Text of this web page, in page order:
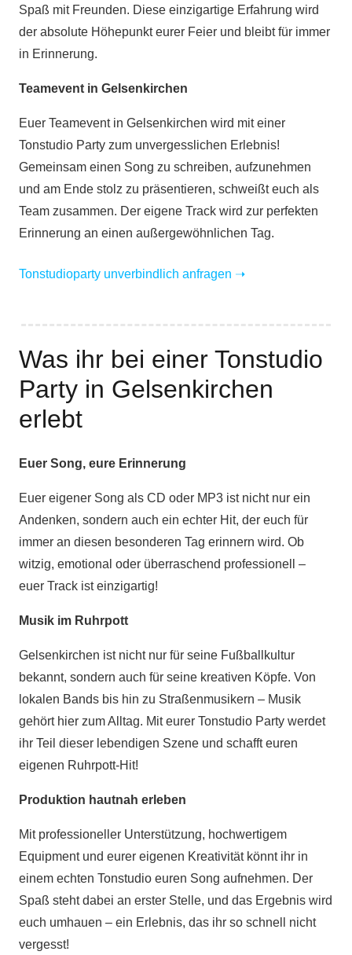
Spaß mit Freunden. Diese einzigartige Erfahrung wird
der absolute Höhepunkt eurer Feier und bleibt für immer
in Erinnerung.
Teamevent in Gelsenkirchen
Euer Teamevent in Gelsenkirchen wird mit einer
Tonstudio Party zum unvergesslichen Erlebnis!
Gemeinsam einen Song zu schreiben, aufzunehmen
und am Ende stolz zu präsentieren, schweißt euch als
Team zusammen. Der eigene Track wird zur perfekten
Erinnerung an einen außergewöhnlichen Tag.
Tonstudioparty unverbindlich anfragen ➝
Was ihr bei einer Tonstudio
Party in Gelsenkirchen
erlebt
Euer Song, eure Erinnerung
Euer eigener Song als CD oder MP3 ist nicht nur ein
Andenken, sondern auch ein echter Hit, der euch für
immer an diesen besonderen Tag erinnern wird. Ob
witzig, emotional oder überraschend professionell –
euer Track ist einzigartig!
Musik im Ruhrpott
Gelsenkirchen ist nicht nur für seine Fußballkultur
bekannt, sondern auch für seine kreativen Köpfe. Von
lokalen Bands bis hin zu Straßenmusikern – Musik
gehört hier zum Alltag. Mit eurer Tonstudio Party werdet
ihr Teil dieser lebendigen Szene und schafft euren
eigenen Ruhrpott-Hit!
Produktion hautnah erleben
Mit professioneller Unterstützung, hochwertigem
Equipment und eurer eigenen Kreativität könnt ihr in
einem echten Tonstudio euren Song aufnehmen. Der
Spaß steht dabei an erster Stelle, und das Ergebnis wird
euch umhauen – ein Erlebnis, das ihr so schnell nicht
vergesst!